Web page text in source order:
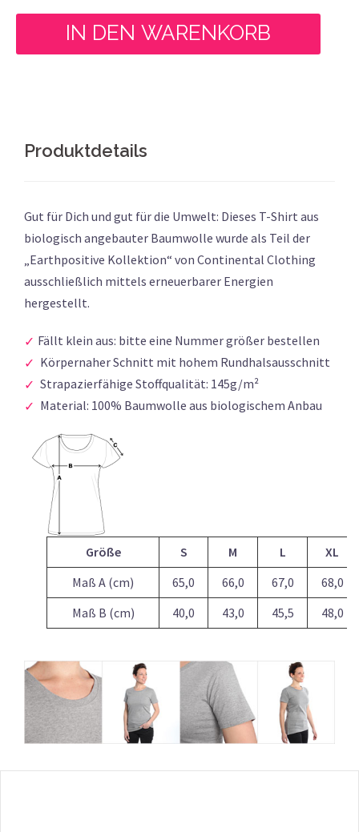
Produktdetails
Gut für Dich und gut für die Umwelt: Dieses T-Shirt aus
biologisch angebauter Baumwolle wurde als Teil der
„Earthpositive Kollektion“ von Continental Clothing
ausschließlich mittels erneuerbarer Energien
hergestellt.
Fällt klein aus: bitte eine Nummer größer bestellen
Körpernaher Schnitt mit hohem Rundhalsausschnitt
Strapazierfähige Stoffqualität: 145g/m²
Material: 100% Baumwolle aus biologischem Anbau
Größe S M L
XL
Maß A (cm)
65,0 66,0 67,0
68,0
Maß B (cm)
40,0 43,0 45,5 48,0